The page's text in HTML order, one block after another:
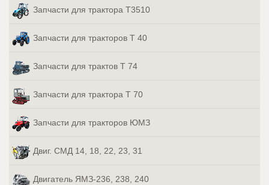
Запчасти для трактора Т3510
Запчасти для тракторов Т 40
Запчасти для трактов Т 74
Запчасти для трактора Т 70
Запчасти для тракторов ЮМЗ
Двиг. СМД 14, 18, 22, 23, 31
Двигатель ЯМЗ-236, 238, 240